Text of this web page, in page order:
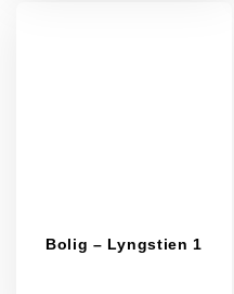
Bolig – Lyngstien 1